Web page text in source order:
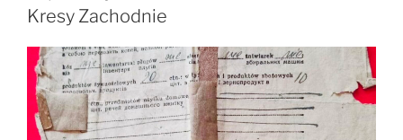
Kresach
a
Ziemia
Lubuska”
Kresy Zachodnie